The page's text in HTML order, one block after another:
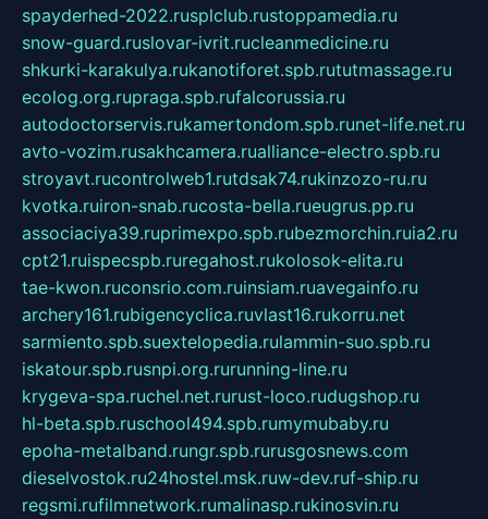
spayderhed-2022.rusplclub.rustoppamedia.ru
snow-guard.ruslovar-ivrit.rucleanmedicine.ru
shkurki-karakulya.rukanotiforet.spb.rututmassage.ru
ecolog.org.rupraga.spb.rufalcorussia.ru
autodoctorservis.rukamertondom.spb.runet-life.net.ru
avto-vozim.rusakhcamera.rualliance-electro.spb.ru
stroyavt.rucontrolweb1.rutdsak74.rukinzozo-ru.ru
kvotka.ruiron-snab.rucosta-bella.rueugrus.pp.ru
associaciya39.ruprimexpo.spb.rubezmorchin.ruia2.ru
cpt21.ruispecspb.ruregahost.rukolosok-elita.ru
tae-kwon.ruconsrio.com.ruinsiam.ruavegainfo.ru
archery161.rubigencyclica.ruvlast16.rukorru.net
sarmiento.spb.suextelopedia.rulammin-suo.spb.ru
iskatour.spb.rusnpi.org.rurunning-line.ru
krygeva-spa.ruchel.net.rurust-loco.rudugshop.ru
hl-beta.spb.ruschool494.spb.rumymubaby.ru
epoha-metalband.rungr.spb.rurusgosnews.com
dieselvostok.ru24hostel.msk.ruw-dev.ruf-ship.ru
regsmi.rufilmnetwork.rumalinasp.rukinosvin.ru